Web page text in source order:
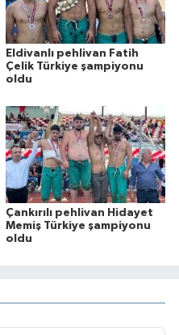
Eldivanlı pehlivan Fatih
Çelik Türkiye şampiyonu
oldu
Çankırılı pehlivan Hidayet
Memiş Türkiye şampiyonu
oldu